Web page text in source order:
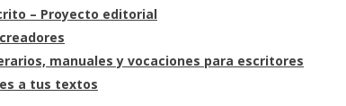
– Proyecto editorial
manuales y vocaciones para escritores
a tus textos